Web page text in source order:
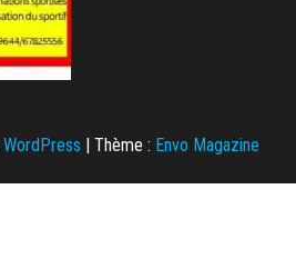
WordPress Thème : Envo Magazine